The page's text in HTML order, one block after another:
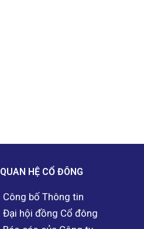
QUAN HỆ CỔ ĐÔNG
Công bố Thông tin
Đại hội đồng Cổ đông